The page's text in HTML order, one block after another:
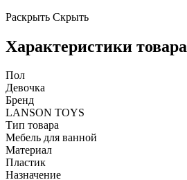
Раскрыть Скрыть
Характеристики товара
Пол
Девочка
Бренд
LANSON TOYS
Тип товара
Мебель для ванной
Материал
Пластик
Назначение